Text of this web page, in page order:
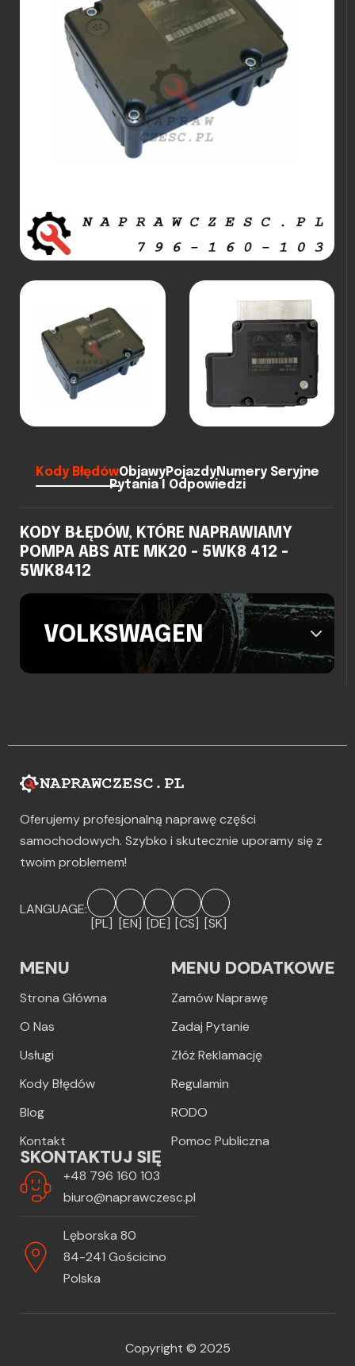
Kody BłędówObjawyPojazdyNumery Seryjne
Pytania I Odpowiedzi
KODY BŁĘDÓW, KTÓRE NAPRAWIAMY
POMPA ABS ATE MK20 - 5WK8 412 -
5WK8412
VOLKSWAGEN
Oferujemy profesjonalną naprawę części
samochodowych. Szybko i skutecznie uporamy się z
twoim problemem!
LANGUAGE:
[PL] [EN] [DE] [CS] [SK]
MENU
Strona Główna
O Nas
Usługi
Kody Błędów
Blog
Kontakt
MENU DODATKOWE
Zamów Naprawę
Zadaj Pytanie
Złóż Reklamację
Regulamin
RODO
Pomoc Publiczna
SKONTAKTUJ SIĘ
+48 796 160 103
biuro@naprawczesc.pl
Lęborska 80
84-241 Gościcino
Polska
Copyright © 2025